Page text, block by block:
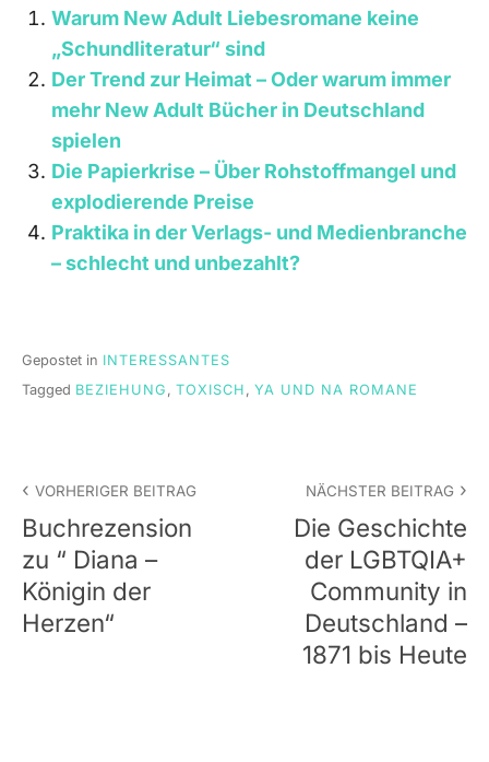
Warum New Adult Liebesromane keine
„Schundliteratur“ sind
Der Trend zur Heimat – Oder warum immer
mehr New Adult Bücher in Deutschland
spielen
Die Papierkrise – Über Rohstoffmangel und
explodierende Preise
Praktika in der Verlags- und Medienbranche
– schlecht und unbezahlt?
Gepostet in INTERESSANTES
Tagged BEZIEHUNG , TOXISCH , YA UND NA ROMANE
Navigation
VORHERIGER BEITRAG
Buchrezension
zu “ Diana –
Königin der
Herzen“
NÄCHSTER BEITRAG
Die Geschichte
der LGBTQIA+
Community in
Deutschland –
1871 bis Heute